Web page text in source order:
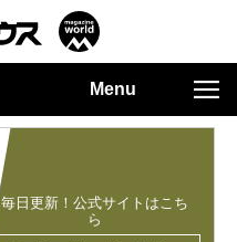
Menu
毎日更新！公式サイトはこち
ら